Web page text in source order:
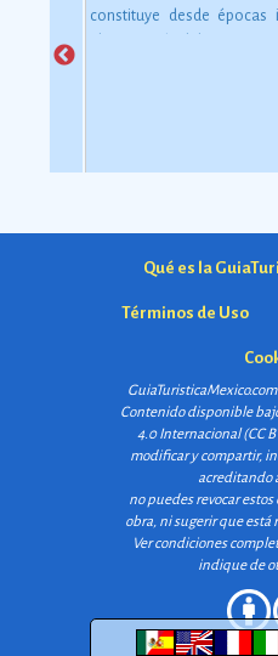
constituye desde
Qué es la
Términos de Uso
Contenido disponible
4.0 Internacional (CC
modificar y compartir,
acreditando
no puedes revocar
obra, ni sugerir que está
Ver condiciones
indique de